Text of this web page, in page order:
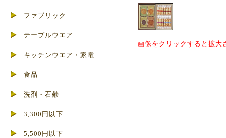
画像をクリックすると拡大
ファブリック
テーブルウエア
キッチンウエア・家電
食品
洗剤・石鹸
3,300円以下
5,500円以下